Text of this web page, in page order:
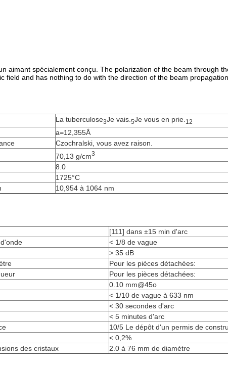
aimant spécialement conçu. The polarization of the beam through
field and has nothing to do with the direction of the beam
La tuberculose3Je vais. 5Je vous en prie. 12
a=12,355Å
Czochralski, vous avez raison.
70,13 g/cm3
8.0
1725°C
10,954 à 1064 nm
[111] dans ±15 min d'arc
< 1/8 de vague
> 35 dB
Pour les pièces détachées:
Pour les pièces détachées:
0.10 mm@45o
< 1/10 de vague à 633 nm
< 30 secondes d'arc
< 5 minutes d'arc
10/5 Le dépôt d'un permis de
< 0,2%
des cristaux
2.0 à 76 mm de diamètre